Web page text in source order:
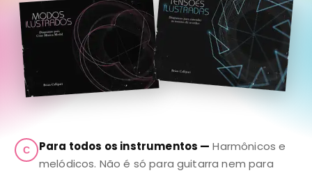
C Para todos os instrumentos — Harmônicos e
melódicos. Não é só para guitarra nem para